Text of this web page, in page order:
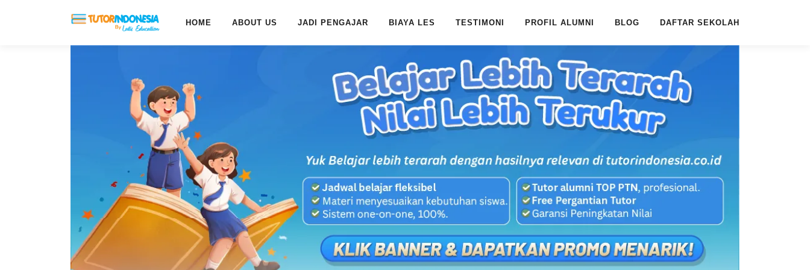
HOME ABOUT US JADI PENGAJAR BIAYA LES TESTIMONI PROFIL ALUMNI BLOG DAFTAR SEKOLAH